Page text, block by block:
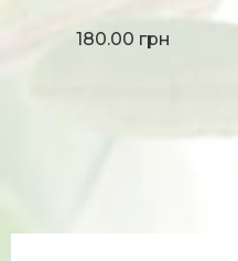
180.00 грн